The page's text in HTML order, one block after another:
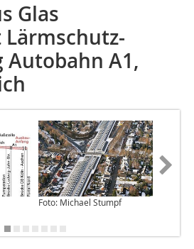
Glas
Lärmschutz­
Autobahn A1,
Foto: Michael Stumpf